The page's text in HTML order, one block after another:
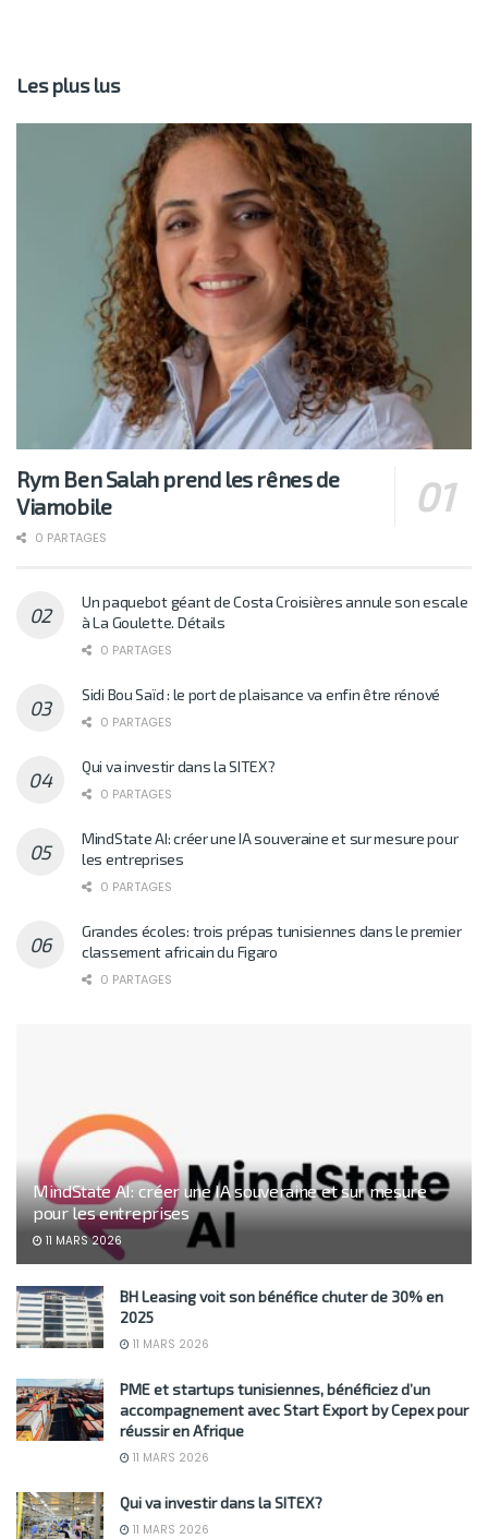
Les plus lus
Rym Ben Salah prend les rênes de
Viamobile
0 PARTAGES
Un paquebot géant de Costa Croisières annule son escale
à La Goulette. Détails
0 PARTAGES
Sidi Bou Saïd : le port de plaisance va enfin être rénové
0 PARTAGES
Qui va investir dans la SITEX?
0 PARTAGES
MindState AI: créer une IA souveraine et sur mesure pour
les entreprises
0 PARTAGES
Grandes écoles: trois prépas tunisiennes dans le premier
classement africain du Figaro
0 PARTAGES
MindState AI: créer une IA souveraine et sur mesure
pour les entreprises
11 MARS 2026
BH Leasing voit son bénéfice chuter de 30% en
2025
11 MARS 2026
PME et startups tunisiennes, bénéficiez d’un
accompagnement avec Start Export by Cepex pour
réussir en Afrique
11 MARS 2026
Qui va investir dans la SITEX?
11 MARS 2026